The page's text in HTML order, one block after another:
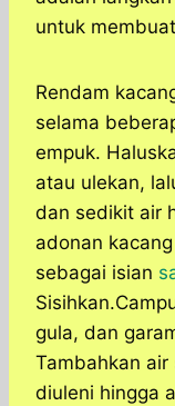
untuk
Rendam
selama
empuk.
atau ulekan,
dan sedikit air
adonan
sebagai isian
gula, dan
Tambahkan
diuleni hingga